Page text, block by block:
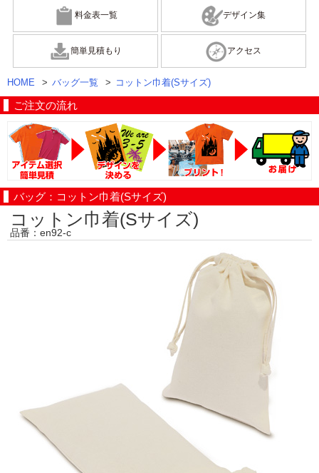
料金表一覧 デザイン集
簡単見積もり アクセス
HOME > バッグ一覧 > コットン巾着(Sサイズ)
ご注文の流れ
バッグ：コットン巾着(Sサイズ)
コットン巾着(Sサイズ)
品番：en92-c